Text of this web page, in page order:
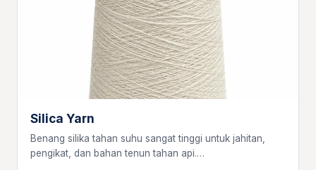
Silica Yarn
Benang silika tahan suhu sangat tinggi untuk jahitan,
pengikat, dan bahan tenun tahan api.…